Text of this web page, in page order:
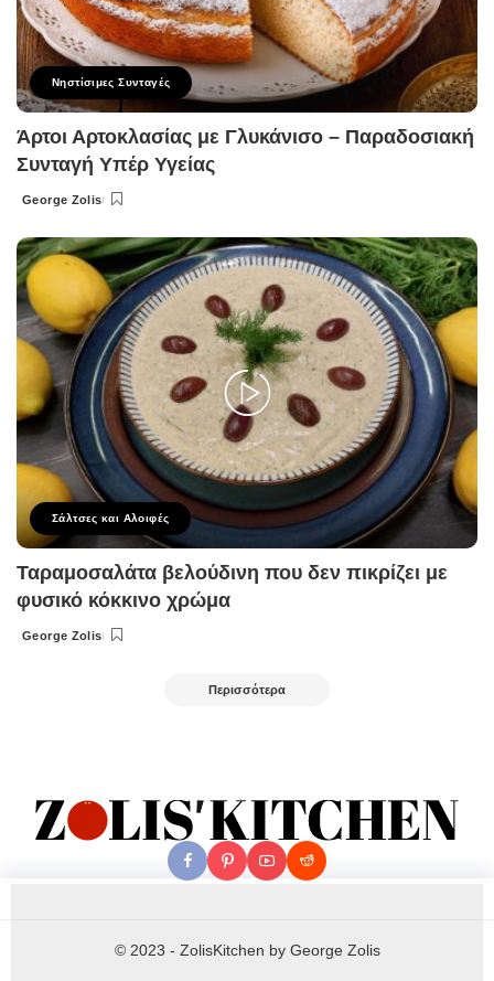
Νηστίσιμες Συνταγές
Άρτοι Αρτοκλασίας με Γλυκάνισο – Παραδοσιακή
Συνταγή Υπέρ Υγείας
Posted
George Zolis
Σάλτσες και Αλοιφές
Ταραμοσαλάτα βελούδινη που δεν πικρίζει με
φυσικό κόκκινο χρώμα
Posted
George Zolis
Περισσότερα
© 2023 - ZolisKitchen by George Zolis